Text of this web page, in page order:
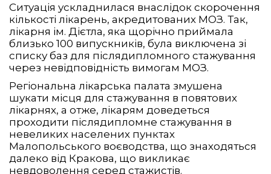
Ситуація ускладнилася внаслідок скорочення
кількості лікарень, акредитованих МОЗ. Так,
лікарня ім. Дієтла, яка щорічно приймала
близько 100 випускників, була виключена зі
списку баз для післядипломного стажування
через невідповідність вимогам МОЗ.
Регіональна лікарська палата змушена
шукати місця для стажування в повятових
лікарнях, а отже, лікарям доведеться
проходити післядипломне стажування в
невеликих населених пунктах
Малопольського воєводства, що знаходяться
далеко від Кракова, що викликає
невдоволення серед стажистів.